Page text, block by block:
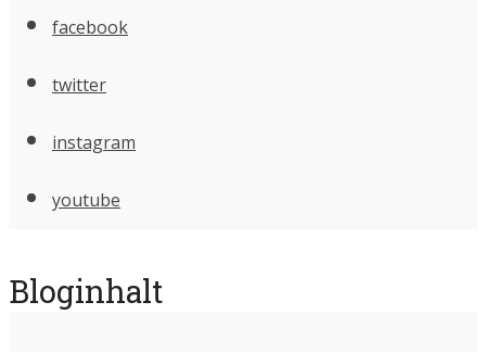
facebook
twitter
instagram
youtube
Bloginhalt